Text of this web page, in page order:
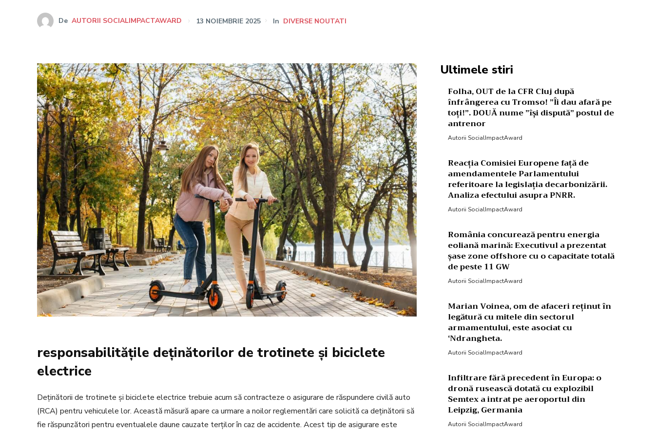
De AUTORII SOCIALIMPACTAWARD 13 NOIEMBRIE 2025 In DIVERSE NOUTATI
responsabilitățile deținătorilor de trotinete și biciclete
electrice
Deținătorii de trotinete și biciclete electrice trebuie acum să contracteze o asigurare de răspundere civilă auto
(RCA) pentru vehiculele lor. Această măsură apare ca urmare a noilor reglementări care solicită ca deținătorii să
fie răspunzători pentru eventualele daune cauzate terților în caz de accidente. Acest tip de asigurare este
Ultimele stiri
Folha, OUT de la CFR Cluj după
înfrângerea cu Tromso! ”Îi dau afară pe
toți!”. DOUĂ nume ”își dispută” postul de
antrenor
Autorii SocialImpactAward
Reacția Comisiei Europene față de
amendamentele Parlamentului
referitoare la legislația decarbonizării.
Analiza efectului asupra PNRR.
Autorii SocialImpactAward
România concurează pentru energia
eoliană marină: Executivul a prezentat
șase zone offshore cu o capacitate totală
de peste 11 GW
Autorii SocialImpactAward
Marian Voinea, om de afaceri reținut în
legătură cu mitele din sectorul
armamentului, este asociat cu
‘Ndrangheta.
Autorii SocialImpactAward
Infiltrare fără precedent în Europa: o
dronă rusească dotată cu explozibil
Semtex a intrat pe aeroportul din
Leipzig, Germania
Autorii SocialImpactAward